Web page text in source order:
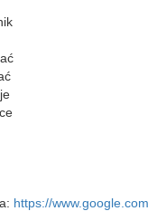
https://